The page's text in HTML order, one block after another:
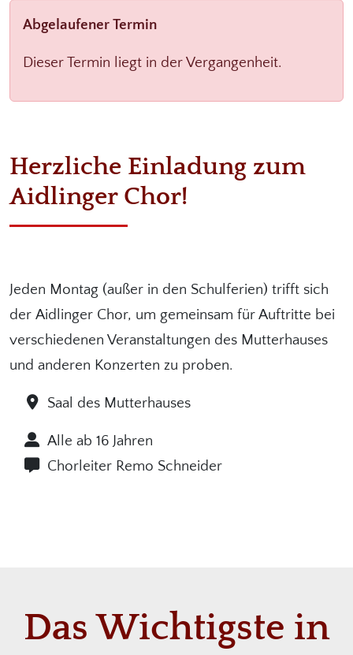
Abgelaufener Termin
Dieser Termin liegt in der Vergangenheit.
Herzliche Einladung zum
Aidlinger Chor!
Jeden Montag (außer in den Schulferien) trifft sich
der Aidlinger Chor, um gemeinsam für Auftritte bei
verschiedenen Veranstaltungen des Mutterhauses
und anderen Konzerten zu proben.
Saal des Mutterhauses
Alle ab 16 Jahren
Chorleiter Remo Schneider
Das Wichtigste in